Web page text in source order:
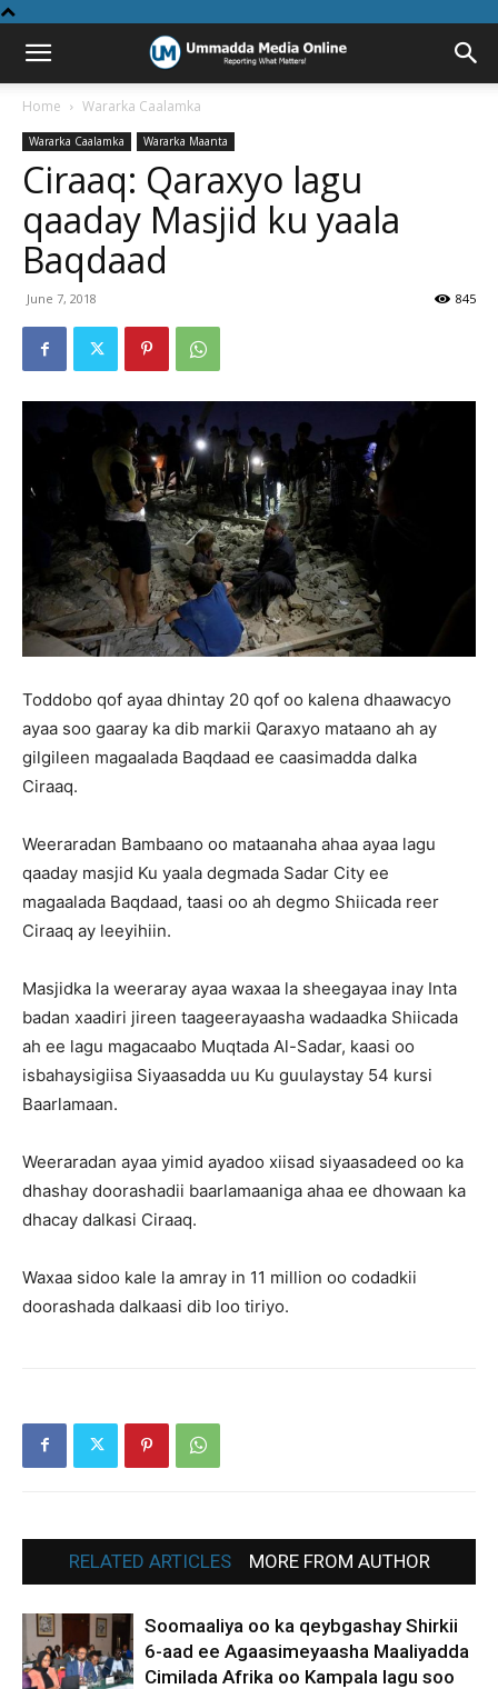
Home Wararka Caalamka
Wararka Caalamka Wararka Maanta
Ciraaq: Qaraxyo lagu
qaaday Masjid ku yaala
Baqdaad
June 7, 2018 845
Toddobo qof ayaa dhintay 20 qof oo kalena dhaawacyo
ayaa soo gaaray ka dib markii Qaraxyo mataano ah ay
gilgileen magaalada Baqdaad ee caasimadda dalka
Ciraaq.
Weeraradan Bambaano oo mataanaha ahaa ayaa lagu
qaaday masjid Ku yaala degmada Sadar City ee
magaalada Baqdaad, taasi oo ah degmo Shiicada reer
Ciraaq ay leeyihiin.
Masjidka la weeraray ayaa waxaa la sheegayaa inay Inta
badan xaadiri jireen taageerayaasha wadaadka Shiicada
ah ee lagu magacaabo Muqtada Al-Sadar, kaasi oo
isbahaysigiisa Siyaasadda uu Ku guulaystay 54 kursi
Baarlamaan.
Weeraradan ayaa yimid ayadoo xiisad siyaasadeed oo ka
dhashay doorashadii baarlamaaniga ahaa ee dhowaan ka
dhacay dalkasi Ciraaq.
Waxaa sidoo kale la amray in 11 million oo codadkii
doorashada dalkaasi dib loo tiriyo.
RELATED ARTICLES MORE FROM AUTHOR
Soomaaliya oo ka qeybgashay Shirkii
6-aad ee Agaasimeyaasha Maaliyadda
Cimilada Afrika oo Kampala lagu soo